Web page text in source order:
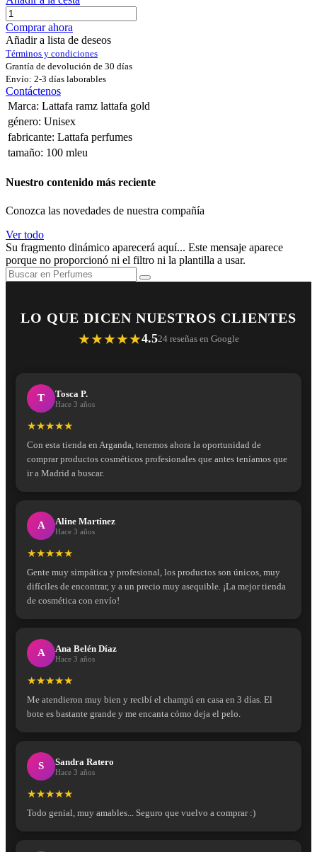
Comprar ahora
Añadir a lista de deseos
Términos y condiciones
Grantía de devolución de 30 días
Envío: 2-3 días laborables
Contáctenos
Marca: Lattafa ramz lattafa gold
género: Unisex
fabricante: Lattafa perfumes
tamaño: 100 mleu
Nuestro contenido más reciente
Conozca las novedades de nuestra compañía
Ver todo
Su fragmento dinámico aparecerá aquí... Este mensaje aparece
porque no proporcionó ni el filtro ni la plantilla a usar.
LO QUE DICEN NUESTROS CLIENTES
★★★★★4.524 reseñas en Google
T Tosca P.
Hace 3 años
★★★★★
Con esta tienda en Arganda, tenemos ahora la oportunidad de
comprar productos cosméticos profesionales que antes teníamos que
ir a Madrid a buscar.
A Aline Martínez
Hace 3 años
★★★★★
Gente muy simpática y profesional, los productos son únicos, muy
difíciles de encontrar, y a un precio muy asequible. ¡La mejor tienda
de cosmética con envío!
A Ana Belén Díaz
Hace 3 años
★★★★★
Me atendieron muy bien y recibí el champú en casa en 3 días. El
bote es bastante grande y me encanta cómo deja el pelo.
S Sandra Ratero
Hace 3 años
★★★★★
Todo genial, muy amables... Seguro que vuelvo a comprar :)